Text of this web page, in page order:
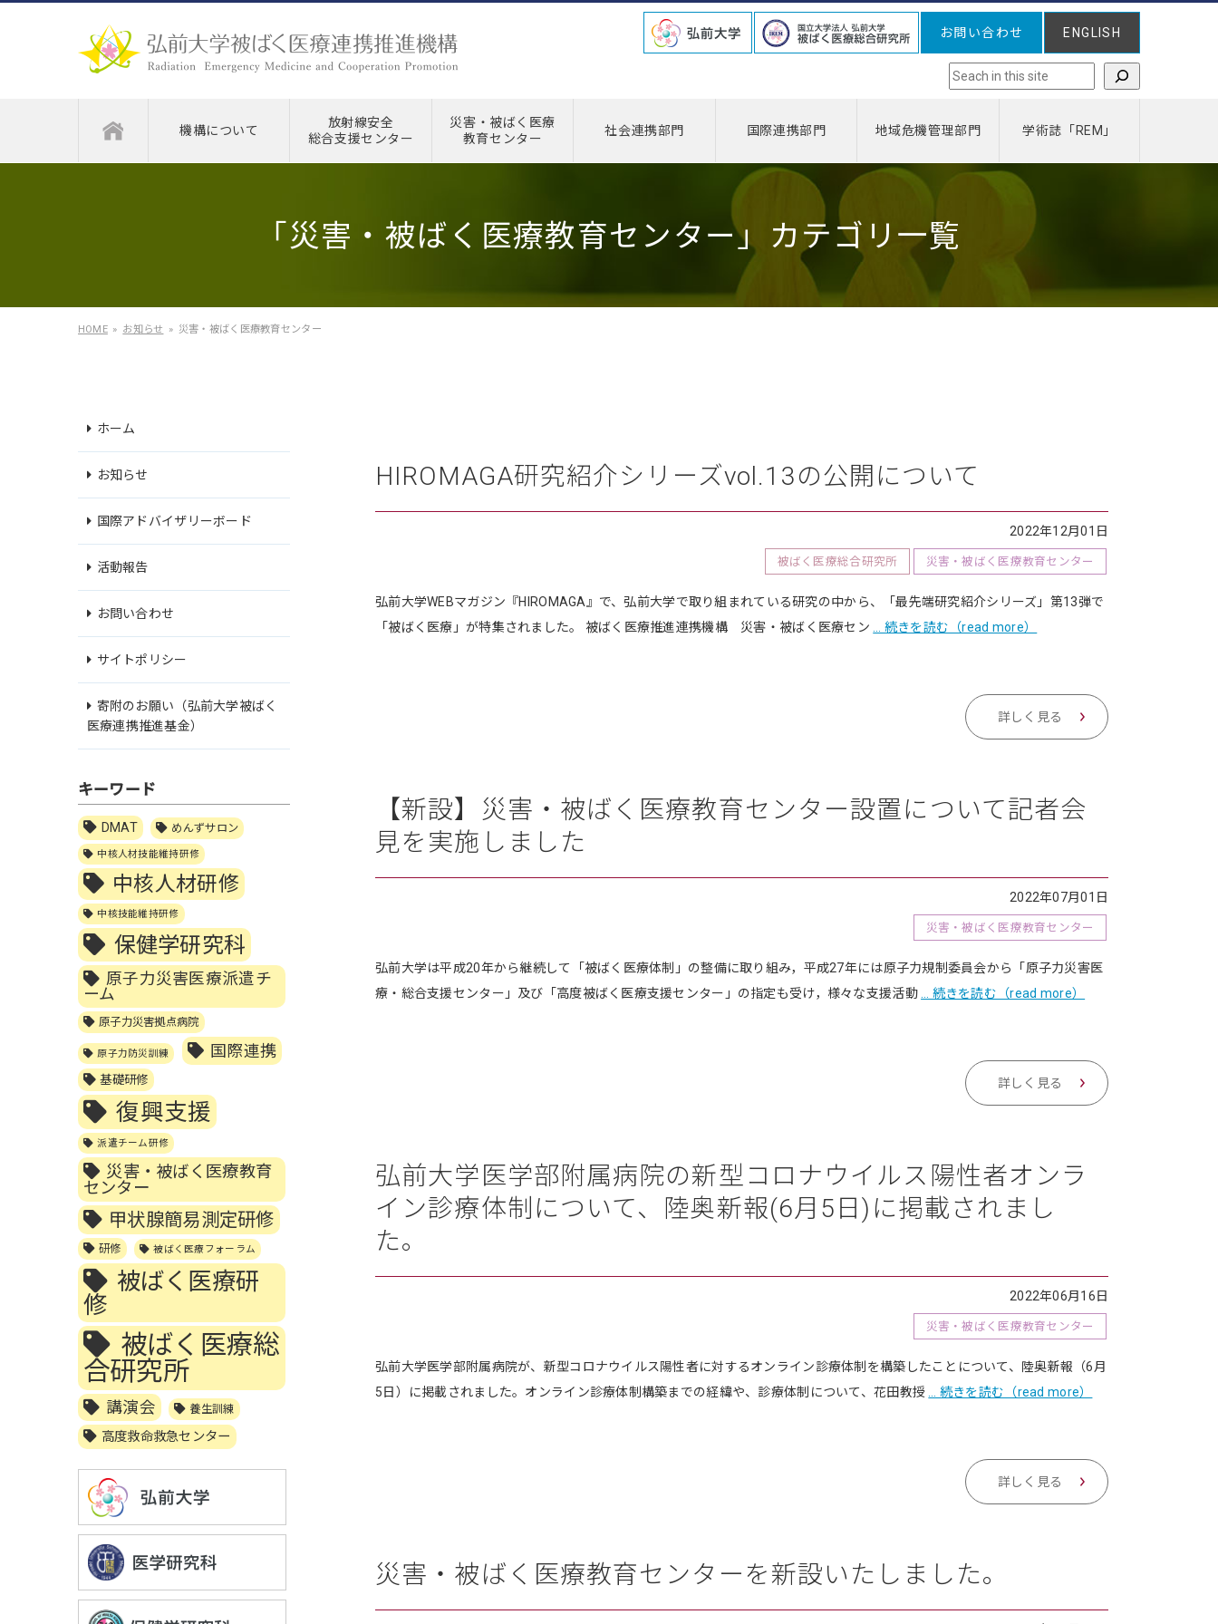
お問い合わせ ENGLISH
検索
機構について
放射線安全
総合支援センター
災害・被ばく医療
教育センター
社会連携部門 国際連携部門 地域危機管理部門 学術誌「REM」
「災害・被ばく医療教育センター」カテゴリ一覧
HOME お知らせ 災害・被ばく医療教育センター
HIROMAGA研究紹介シリーズvol.13の公開について
2022年12月01日
被ばく医療総合研究所 災害・被ばく医療教育センター
弘前大学WEBマガジン『HIROMAGA』で、弘前大学で取り組まれている研究の中から、「最先端研究紹介シリーズ」第13弾で
「被ばく医療」が特集されました。 被ばく医療推進連携機構 災害・被ばく医療セン
… 続きを読む（read more）
詳しく見る
【新設】災害・被ばく医療教育センター設置について記者会
見を実施しました
2022年07月01日
災害・被ばく医療教育センター
弘前大学は平成20年から継続して「被ばく医療体制」の整備に取り組み，平成27年には原子力規制委員会から「原子力災害医
療・総合支援センター」及び「高度被ばく医療支援センター」の指定も受け，様々な支援活動
… 続きを読む（read more）
詳しく見る
弘前大学医学部附属病院の新型コロナウイルス陽性者オンラ
イン診療体制について、陸奥新報(6月5日)に掲載されまし
た。
2022年06月16日
災害・被ばく医療教育センター
弘前大学医学部附属病院が、新型コロナウイルス陽性者に対するオンライン診療体制を構築したことについて、陸奥新報（6月
5日）に掲載されました。オンライン診療体制構築までの経緯や、診療体制について、花田教授
… 続きを読む（read more）
詳しく見る
災害・被ばく医療教育センターを新設いたしました。
ホーム
お知らせ
国際アドバイザリーボード
活動報告
お問い合わせ
サイトポリシー
寄附のお願い（弘前大学被ばく
医療連携推進基金）
キーワード
DMAT めんずサロン
中核人材技能維持研修
中核人材研修
中核技能維持研修
保健学研究科
原子力災害医療派遣チ
ーム
原子力災害拠点病院
原子力防災訓練 国際連携
基礎研修
復興支援
派遣チーム研修
災害・被ばく医療教育
センター
甲状腺簡易測定研修
研修 被ばく医療フォーラム
被ばく医療研
修
被ばく医療総
合研究所
講演会 養生訓練
高度救命救急センター